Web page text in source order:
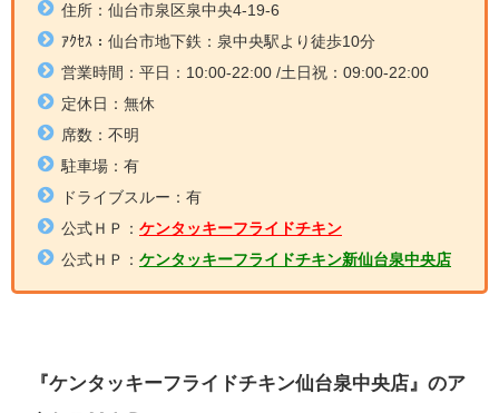
住所：仙台市泉区泉中央4-19-6
ｱｸｾｽ：仙台市地下鉄：泉中央駅 より徒歩10分
営業時間：平日：10:00-22:00 /土日祝：09:00-22:00
定休日：無休
席数：不明
駐車場：有
ドライブスルー：有
公式ＨＰ： ケンタッキーフライドチキン
公式ＨＰ： ケンタッキーフライドチキン新仙台泉中央店
『ケンタッキーフライドチキン仙台泉中央店』のア